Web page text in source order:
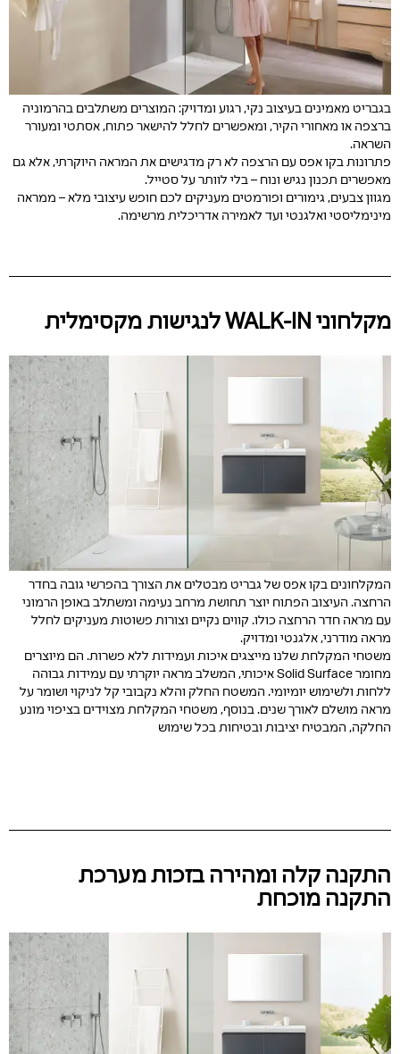
בגבריט מאמינים בעיצוב נקי, רגוע ומדויק: המוצרים משתלבים בהרמוניה
ברצפה או מאחורי הקיר, ומאפשרים לחלל להישאר פתוח, אסתטי ומעורר
השראה.
פתרונות בקו אפס עם הרצפה לא רק מדגישים את המראה היוקרתי, אלא גם
מאפשרים תכנון נגיש ונוח – בלי לוותר על סטייל.
מגוון צבעים, גימורים ופורמטים מעניקים לכם חופש עיצובי מלא – ממראה
מינימליסטי ואלגנטי ועד לאמירה אדריכלית מרשימה.
מקלחוני WALK-IN לנגישות מקסימלית
המקלחונים בקו אפס של גבריט מבטלים את הצורך בהפרשי גובה בחדר
הרחצה. העיצוב הפתוח יוצר תחושת מרחב נעימה ומשתלב באופן הרמוני
עם מראה חדר הרחצה כולו. קווים נקיים וצורות פשוטות מעניקים לחלל
מראה מודרני, אלגנטי ומדויק.
משטחי המקלחת שלנו מייצגים איכות ועמידות ללא פשרות. הם מיוצרים
מחומר Solid Surface איכותי, המשלב מראה יוקרתי עם עמידות גבוהה
ללחות ולשימוש יומיומי. המשטח החלק והלא נקבובי קל לניקוי ושומר על
מראה מושלם לאורך שנים. בנוסף, משטחי המקלחת מצוידים בציפוי מונע
החלקה, המבטיח יציבות ובטיחות בכל שימוש
התקנה קלה ומהירה בזכות מערכת
התקנה מוכחת